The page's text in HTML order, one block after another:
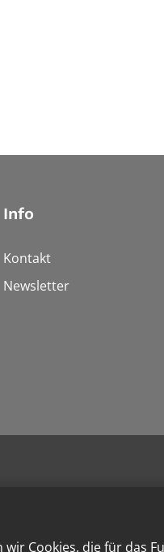
Cookies, die für das
Info
Kontakt
Newsletter